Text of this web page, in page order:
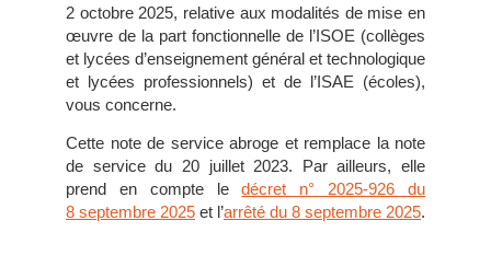
2 octobre 2025, relative aux modalités de mise en
œuvre de la part fonctionnelle de l’ISOE (collèges
et lycées d’enseignement général et technologique
et lycées professionnels) et de l’ISAE (écoles),
vous concerne.
Cette note de service abroge et remplace la note
de service du 20 juillet 2023. Par ailleurs, elle
prend en compte ledécret n° 2025-926 du
8 septembre 2025 et l’arrêté du 8 septembre 2025.